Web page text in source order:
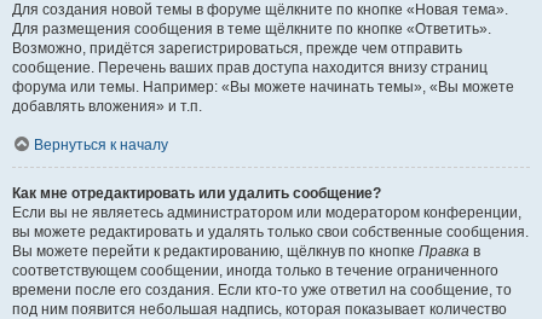
Для создания новой темы в форуме щёлкните по кнопке «Новая тема».
Для размещения сообщения в теме щёлкните по кнопке «Ответить».
Возможно, придётся зарегистрироваться, прежде чем отправить
сообщение. Перечень ваших прав доступа находится внизу страниц
форума или темы. Например: «Вы можете начинать темы», «Вы можете
добавлять вложения» и т.п.
Вернуться к началу
Как мне отредактировать или удалить сообщение?
Если вы не являетесь администратором или модератором конференции,
вы можете редактировать и удалять только свои собственные сообщения.
Вы можете перейти к редактированию, щёлкнув по кнопке Правка в
соответствующем сообщении, иногда только в течение ограниченного
времени после его создания. Если кто-то уже ответил на сообщение, то
под ним появится небольшая надпись, которая показывает количество